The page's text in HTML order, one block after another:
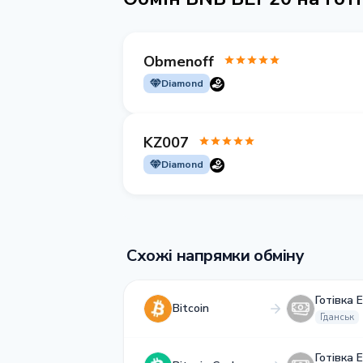
Obmenoff
Diamond
KZ007
Diamond
Схожі напрямки обміну
Bitcoin
Готівка
Гданськ
Готівка